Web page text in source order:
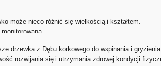
może nieco różnić się wielkością i kształtem.
drzewka z Dębu korkowego do wspinania i
rozwijania się i utrzymania zdrowej kondycji